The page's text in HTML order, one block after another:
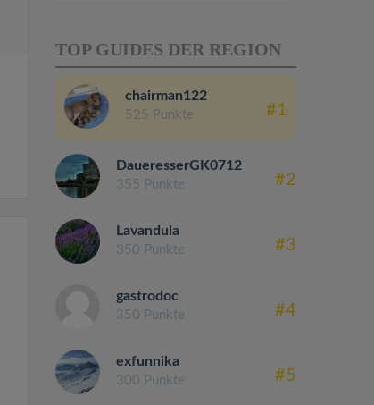
TOP GUIDES DER REGION
chairman122
525 Punkte #1
DaueresserGK0712
355 Punkte #2
Lavandula
350 Punkte #3
gastrodoc
350 Punkte #4
exfunnika
300 Punkte #5